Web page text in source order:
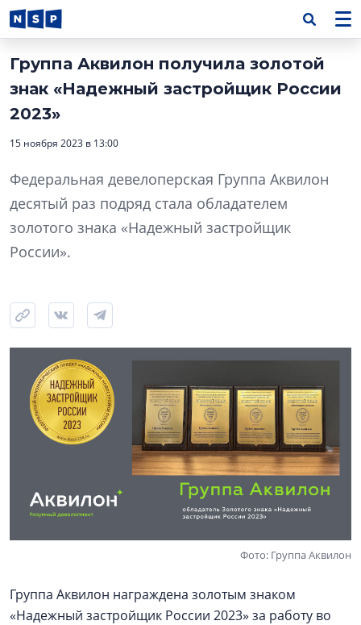
Группа Аквилон получила золотой
знак «Надежный застройщик России
2023»
15 ноября 2023 в 13:00
Федеральная девелоперская Группа Аквилон
десятый раз подряд стала обладателем
золотого знака «Надежный застройщик
России».
Фото: Группа Аквилон
Группа Аквилон награждена золотым знаком
«Надежный застройщик России 2023» за работу во